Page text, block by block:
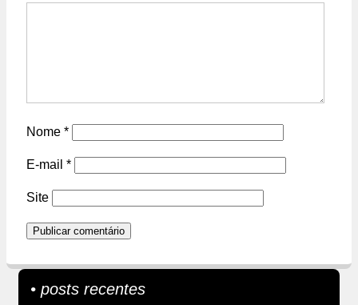
Nome *
E-mail *
Site
• posts recentes